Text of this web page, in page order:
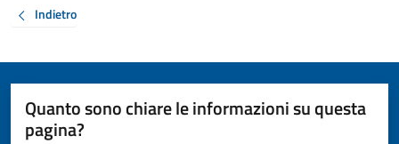
Indietro
Quanto sono chiare le informazioni su questa
pagina?